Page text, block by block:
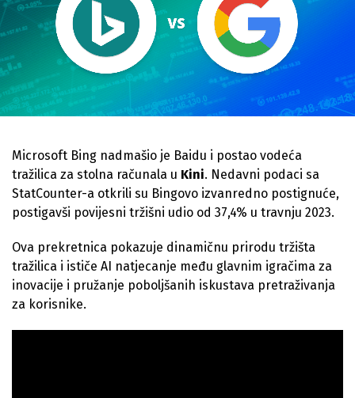
Microsoft Bing nadmašio je Baidu i postao vodeća
tražilica za stolna računala u Kini. Nedavni podaci sa
StatCounter-a otkrili su Bingovo izvanredno postignuće,
postigavši povijesni tržišni udio od 37,4% u travnju 2023.
Ova prekretnica pokazuje dinamičnu prirodu tržišta
tražilica i ističe AI natjecanje među glavnim igračima za
inovacije i pružanje poboljšanih iskustava pretraživanja
za korisnike.